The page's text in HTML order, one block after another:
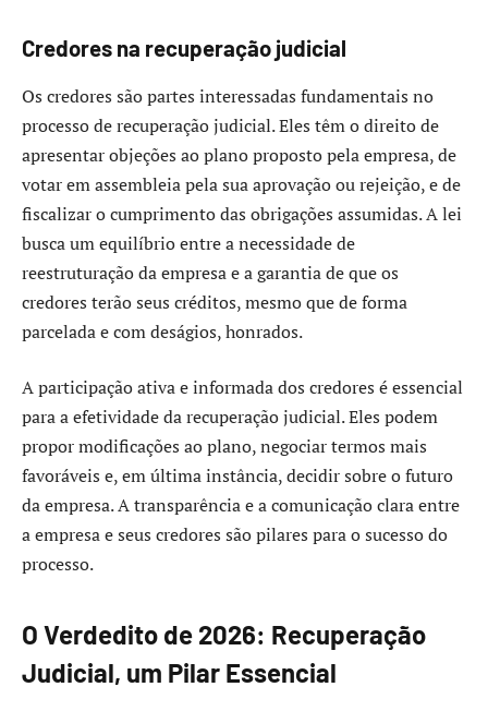
Credores na recuperação judicial
Os credores são partes interessadas fundamentais no
processo de recuperação judicial. Eles têm o direito de
apresentar objeções ao plano proposto pela empresa, de
votar em assembleia pela sua aprovação ou rejeição, e de
fiscalizar o cumprimento das obrigações assumidas. A lei
busca um equilíbrio entre a necessidade de
reestruturação da empresa e a garantia de que os
credores terão seus créditos, mesmo que de forma
parcelada e com deságios, honrados.
A participação ativa e informada dos credores é essencial
para a efetividade da recuperação judicial. Eles podem
propor modificações ao plano, negociar termos mais
favoráveis e, em última instância, decidir sobre o futuro
da empresa. A transparência e a comunicação clara entre
a empresa e seus credores são pilares para o sucesso do
processo.
O Verdedito de 2026: Recuperação
Judicial, um Pilar Essencial